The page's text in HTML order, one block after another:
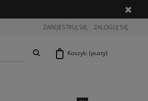
ZAREJESTRUJ SIĘ ZALOGUJ SIĘ
Koszyk: (pusty)